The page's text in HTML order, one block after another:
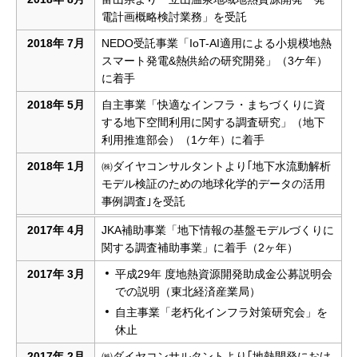
電計画概略検討業務」を受託
2018年 7月
NEDO受託事業「IoT-AI適用による小規模地熱
スマート発電&熱供給の研究開発」（3ケ年）
に着手
2018年 5月
自主事業「快適なインフラ・まちづくりに資
する地下空間利用に関する調査研究」（地下
利用推進部会）（1ケ年）に着手
2018年 1月
㈱ダイヤコンサルタントより｢地下水流動解析
モデル検証のための地球化学的データの活用
事例調査｣を受託
2017年 4月
JKA補助事業「地下情報の基盤モデルづくりに
関する調査補助事業」に着手（2ヶ年）
2017年 3月
平成29年 度地熱資源開発助成金公募説明会
での説明（東北経済産業局）
自主事業「老朽化インフラ対策研究会」を
休止